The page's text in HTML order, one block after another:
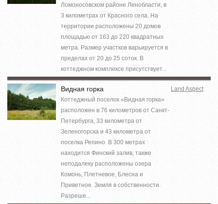
Ломоносовском районе Ленобласти, в
3 километрах от Красного села. На
территории расположены 20 домов
площадью от 163 до 220 квадратных
метра. Размер участков варьируется в
пределах от 20 до 25 соток. В
коттеджном комплексе присутствует...
Видная горка
Коттеджный поселок «Видная горка»
расположен в 76 километров от Санкт-
Петербурга, 33 километра от
Зеленогорска и 43 километра от
поселка Репино. В 300 метрах
находится Финский залив, также
неподалеку расположены озера
Комонь, Плетневое, Блесна и
Приветное. Земля в собственности.
Разреше...
Land Aspect